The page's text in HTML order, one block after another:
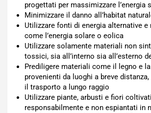
progettati per massimizzare l’energia
Minimizzare il danno all’habitat
Utilizzare fonti di energia alternative e
come l’energia solare o eolica
Utilizzare solamente materiali non
tossici, sia all’interno sia all’esterno
Prediligere materiali come il legno e
provenienti da luoghi a breve
il trasporto a lungo raggio
Utilizzare piante, arbusti e fiori coltivati
responsabilmente e non espiantati in